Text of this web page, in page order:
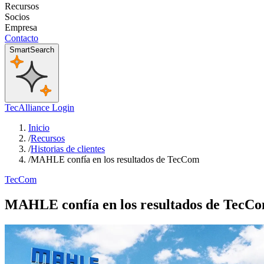
Recursos
Socios
Empresa
Contacto
SmartSearch
TecAlliance Login
Inicio
/Recursos
/Historias de clientes
/MAHLE confía en los resultados de TecCom
TecCom
MAHLE confía en los resultados de